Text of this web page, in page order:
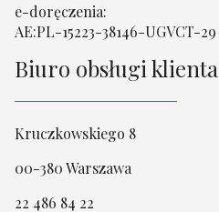
e-doręczenia:
AE:PL-15223-38146-UGVCT-29
Biuro obsługi klienta
Kruczkowskiego 8
00-380 Warszawa
22 486 84 22